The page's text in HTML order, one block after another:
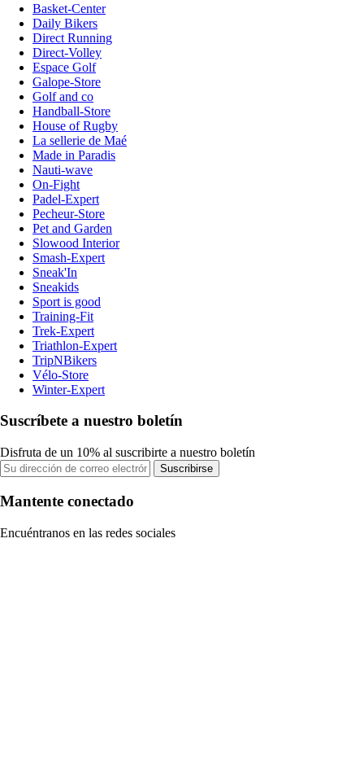
Basket-Center
Daily Bikers
Direct Running
Direct-Volley
Espace Golf
Galope-Store
Golf and co
Handball-Store
House of Rugby
La sellerie de Maé
Made in Paradis
Nauti-wave
On-Fight
Padel-Expert
Pecheur-Store
Pet and Garden
Slowood Interior
Smash-Expert
Sneak'In
Sneakids
Sport is good
Training-Fit
Trek-Expert
Triathlon-Expert
TripNBikers
Vélo-Store
Winter-Expert
Suscríbete a nuestro boletín
Disfruta de un 10% al suscribirte a nuestro boletín
Suscribirse
Mantente conectado
Encuéntranos en las redes sociales